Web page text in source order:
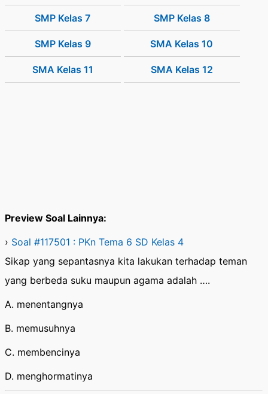
SMP Kelas 7 SMP Kelas 8
SMP Kelas 9 SMA Kelas 10
SMA Kelas 11 SMA Kelas 12
Preview Soal Lainnya:
› Soal #117501 : PKn Tema 6 SD Kelas 4
Sikap yang sepantasnya kita lakukan terhadap teman
yang berbeda suku maupun agama adalah ….
A. menentangnya
B. memusuhnya
C. membencinya
D. menghormatinya